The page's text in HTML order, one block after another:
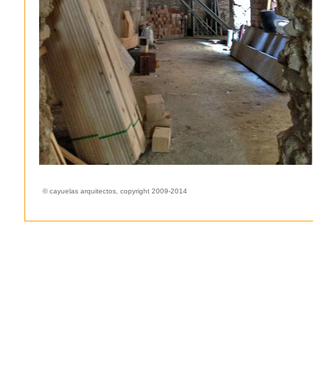
©cayuelas arquitectos, copyright 2009-2014